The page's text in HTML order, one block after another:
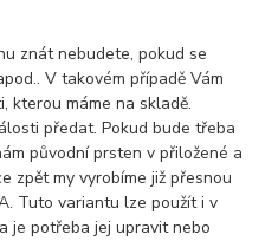
znát nebudete, pokud se
V takovém případě Vám
kterou máme na skladě.
předat. Pokud bude třeba
původní prsten v přiložené a
zpět my vyrobíme již přesnou
Tuto variantu lze použít i v
je potřeba jej upravit nebo